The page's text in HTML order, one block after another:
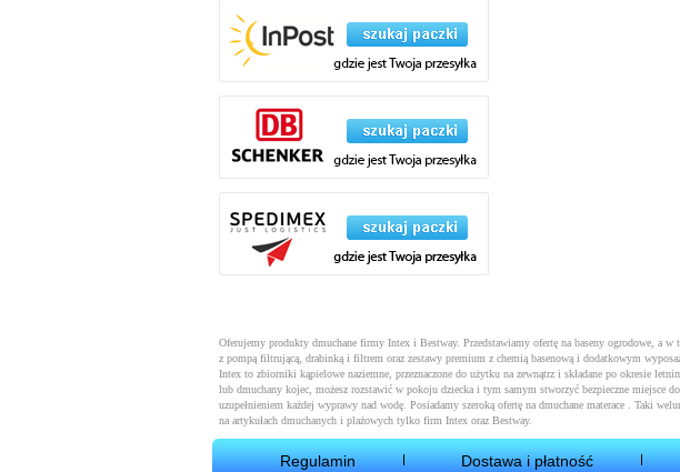
Oferujemy produkty dmuchane firmy Intex i Bestway. Przedstawiamy ofertę na baseny ogrodowe, a w
z pompą filtrującą, drabinką i filtrem oraz zestawy premium z chemią basenową i dodatkowym
Intex to zbiorniki kąpielowe naziemne, przeznaczone do użytku na zewnątrz i składane po okresie
lub dmuchany kojec, możesz rozstawić w pokoju dziecka i tym samym stworzyć bezpieczne miejsce
uzupełnieniem każdej wyprawy nad wodę. Posiadamy szeroką ofertę na dmuchane materace . Taki
na artykułach dmuchanych i plażowych tylko firm Intex oraz Bestway.
Regulamin Dostawa i płatność